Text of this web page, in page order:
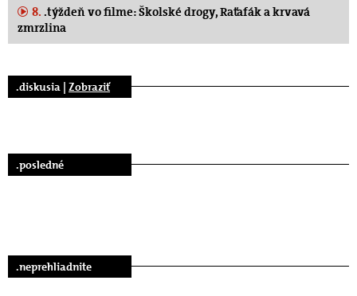
8. .týždeň vo filme: Školské drogy, Raťafák a krvavá
zmrzlina
.diskusia | Zobraziť
.posledné
.neprehliadnite